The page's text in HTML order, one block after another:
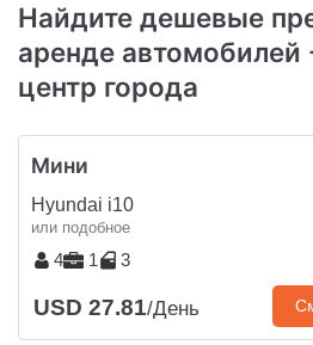
Найдите дешевые
аренде автомобилей
центр города
Мини
Hyundai i10
или подобное
4 1 3
USD 27.81/День